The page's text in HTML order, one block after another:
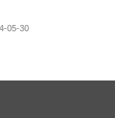
05-30